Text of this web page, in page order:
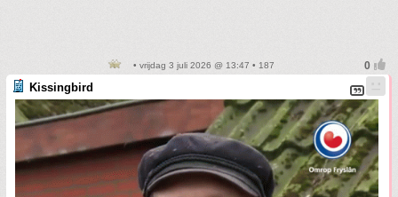
• vrijdag 3 juli 2026 @ 13:47 • 187
Kissingbird